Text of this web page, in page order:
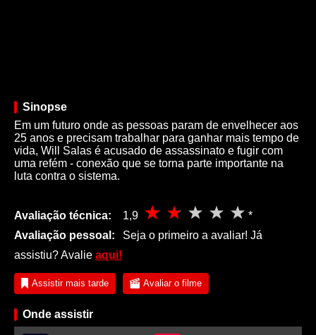
Sinopse
Em um futuro onde as pessoas param de envelhecer aos
25 anos e precisam trabalhar para ganhar mais tempo de
vida, Will Salas é acusado de assassinato e fugir com
uma refém - conexão que se torna parte importante na
luta contra o sistema.
Avaliação técnica: 1,9
*
Avaliação pessoal:
Seja o primeiro a avaliar! Já
assistiu? Avalie aqui!
Assistir mais tarde Avaliar o filme
Onde assistir